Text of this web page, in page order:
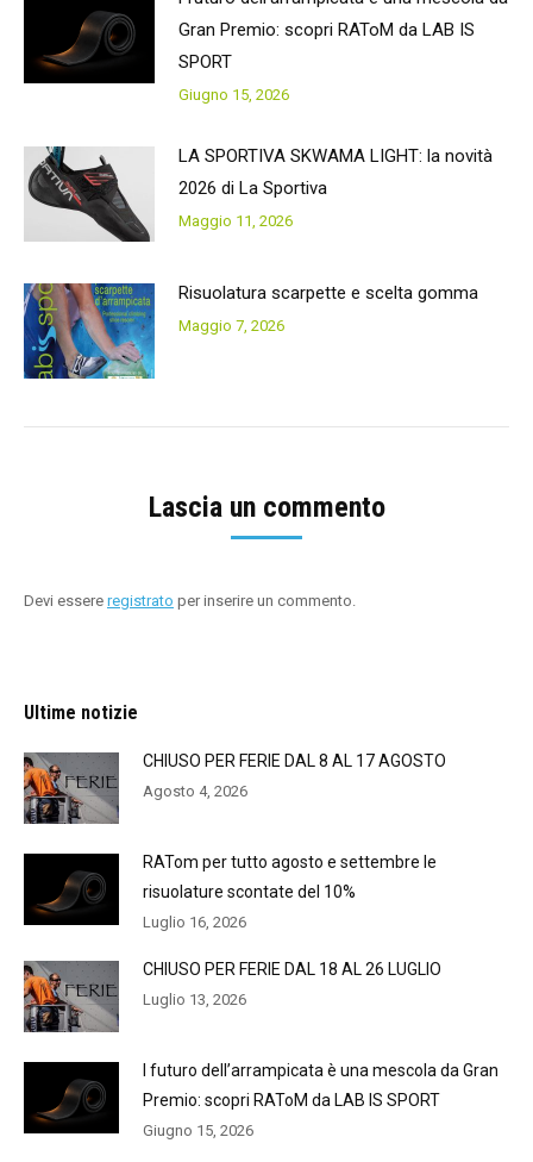
Gran Premio: scopri RAToM da LAB IS
SPORT
Giugno 15, 2026
LA SPORTIVA SKWAMA LIGHT: la novità
2026 di La Sportiva
Maggio 11, 2026
Risuolatura scarpette e scelta gomma
Maggio 7, 2026
Lascia un commento
Devi essere registrato per inserire un commento.
Ultime notizie
CHIUSO PER FERIE DAL 8 AL 17 AGOSTO
Agosto 4, 2026
RATom per tutto agosto e settembre le
risuolature scontate del 10%
Luglio 16, 2026
CHIUSO PER FERIE DAL 18 AL 26 LUGLIO
Luglio 13, 2026
l futuro dell’arrampicata è una mescola da Gran
Premio: scopri RAToM da LAB IS SPORT
Giugno 15, 2026